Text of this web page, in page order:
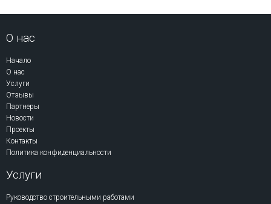
О нас
Начало
О нас
Услуги
Отзывы
Партнеры
Новости
Проекты
Контакты
Политика конфиденциальности
Услуги
Руководство строительными работами